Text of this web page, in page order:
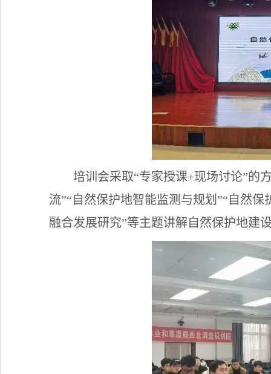
培训会采取“专家授课+现场讨论”的
流”“自然保护地智能监测与规划”“自然
融合发展研究”等主题讲解自然保护地建